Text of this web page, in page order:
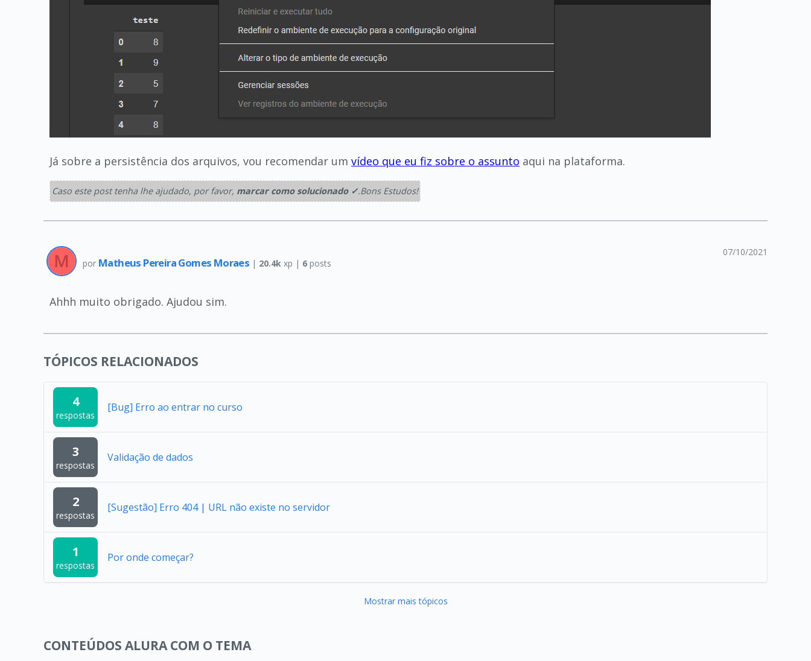
Já sobre a persistência dos arquivos, vou recomendar um vídeo que eu fiz sobre o assunto aqui na plataforma.
Caso este post tenha lhe ajudado, por favor, marcar como solucionado ✓.Bons Estudos!
por Matheus Pereira Gomes Moraes | 20.4k xp | 6posts
07/10/2021
Ahhh muito obrigado. Ajudou sim.
TÓPICOS RELACIONADOS
4
respostas
[Bug] Erro ao entrar no curso
3
respostas
Validação de dados
2
respostas
[Sugestão] Erro 404 | URL não existe no servidor
1
respostas
Por onde começar?
Mostrar mais tópicos
CONTEÚDOS ALURA COM O TEMA